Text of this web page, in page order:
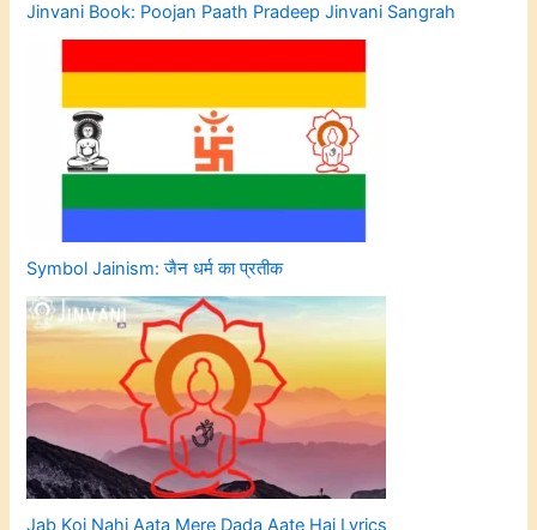
Jinvani Book: Poojan Paath Pradeep Jinvani Sangrah
Symbol Jainism: जैन धर्म का प्रतीक
Jab Koi Nahi Aata Mere Dada Aate Hai Lyrics